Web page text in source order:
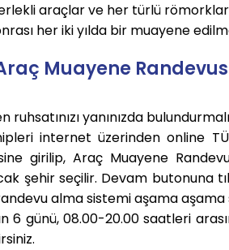
araçlar ve her türlü
her iki yılda bir muayene
Muayene
ruhsatınızı yanınızda
internet üzerinden online
girilip, Araç Muayene
şehir seçilir. Devam butonuna
alma sistemi aşama
6 günü, 08.00-20.00 saatleri